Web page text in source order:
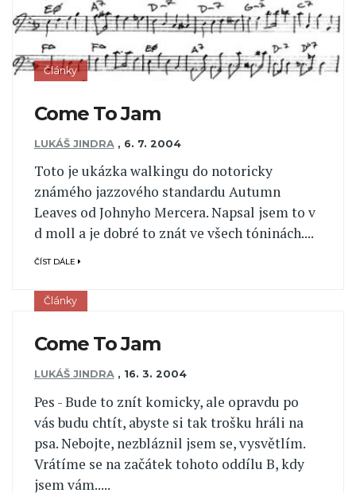
Články
Come To Jam
LUKÁŠ JINDRA , 6. 7. 2004
Toto je ukázka walkingu do notoricky
známého jazzového standardu Autumn
Leaves od Johnyho Mercera. Napsal jsem to v
d moll a je dobré to znát ve všech tóninách....
ČÍST DÁLE
Články
Come To Jam
LUKÁŠ JINDRA , 16. 3. 2004
Pes - Bude to znít komicky, ale opravdu po
vás budu chtít, abyste si tak trošku hráli na
psa. Nebojte, nezbláznil jsem se, vysvětlím.
Vrátíme se na začátek tohoto oddílu B, kdy
jsem vám.....